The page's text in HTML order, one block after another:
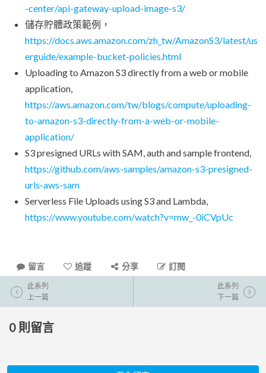
-center/api-gateway-upload-image-s3/
儲存貯體政策範例，
https://docs.aws.amazon.com/zh_tw/AmazonS3/latest/us
erguide/example-bucket-policies.html
Uploading to Amazon S3 directly from a web or mobile
application,
https://aws.amazon.com/tw/blogs/compute/uploading-
to-amazon-s3-directly-from-a-web-or-mobile-
application/
S3 presigned URLs with SAM, auth and sample frontend,
https://github.com/aws-samples/amazon-s3-presigned-
urls-aws-sam
Serverless File Uploads using S3 and Lambda,
https://www.youtube.com/watch?v=mw_-0iCVpUc
留言 追蹤 分享 訂閱
此系列
上一篇
此系列
下一篇
0 則留言